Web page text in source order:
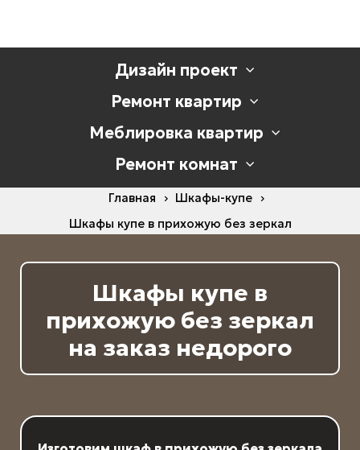
Дизайн проект
Ремонт квартир
Меблировка квартир
Ремонт комнат
Главная
Шкафы-купе
Шкафы купе в прихожую без зеркал
Шкафы купе в
прихожую без зеркал
на заказ недорого